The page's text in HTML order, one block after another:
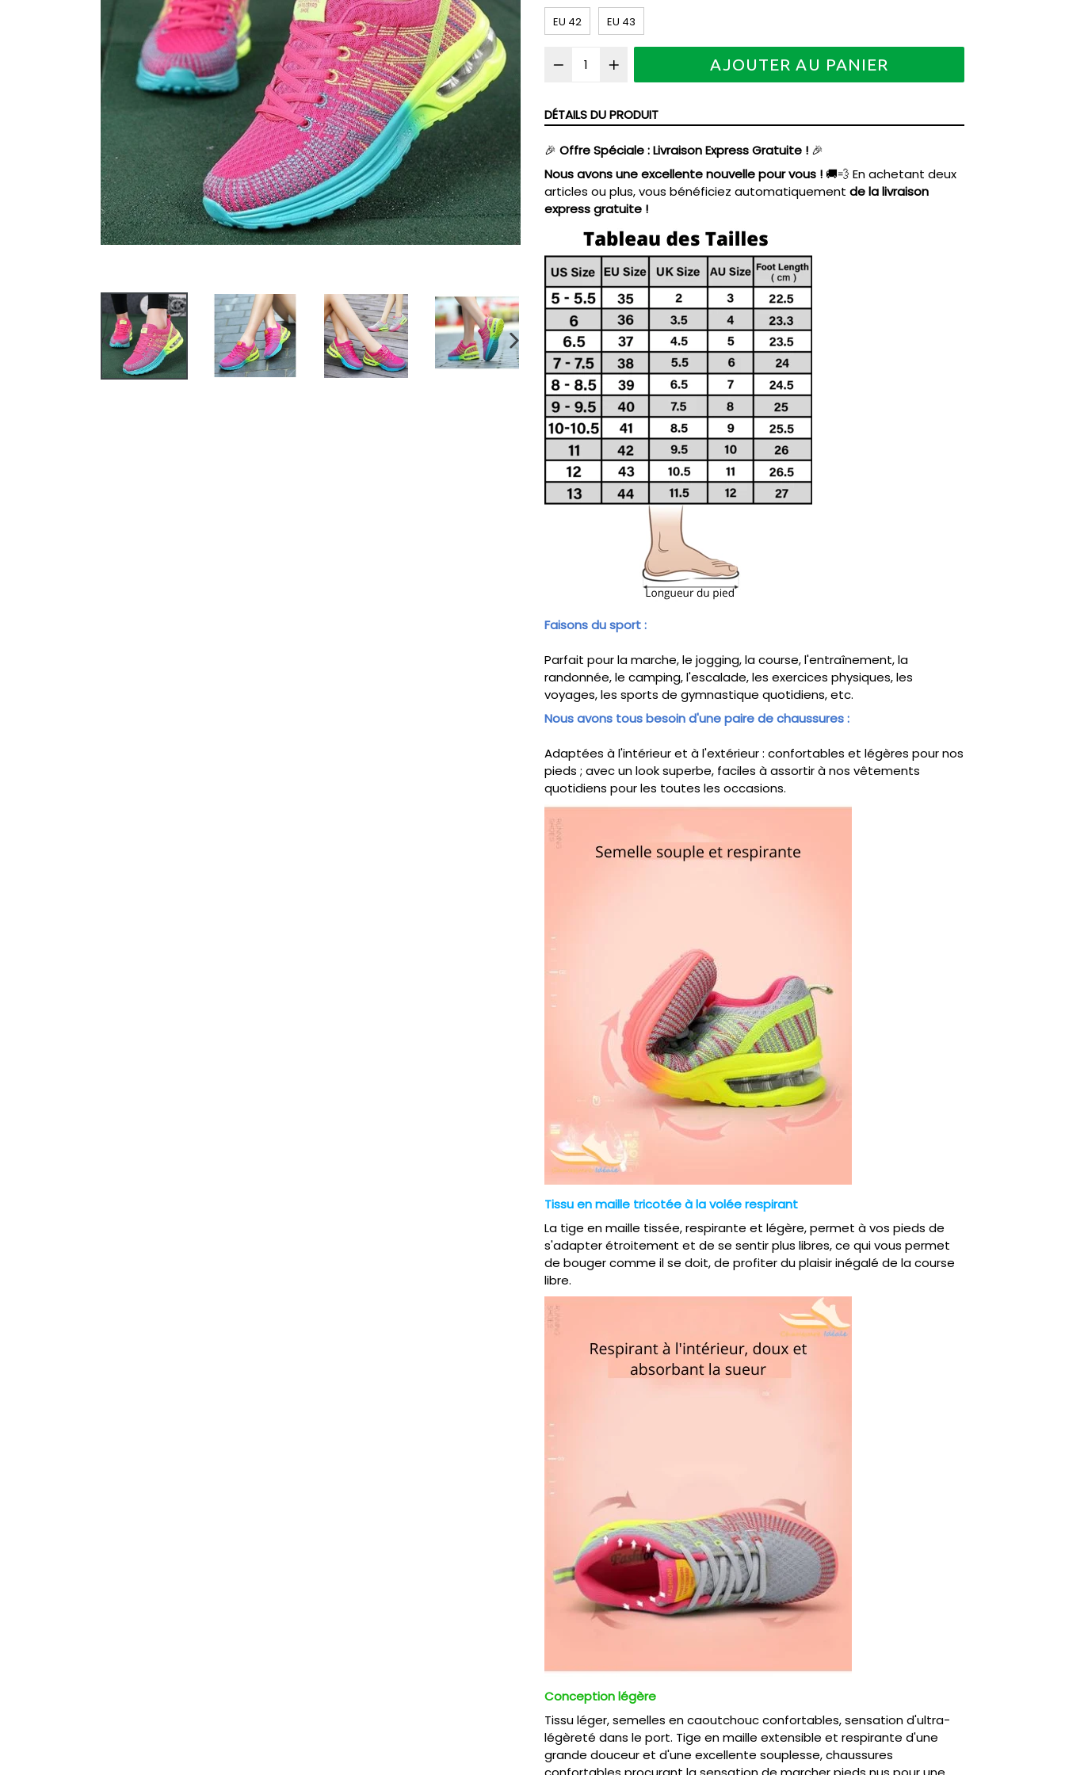
DIAPOSITIVE
PRÉCÉDENTE
DIAPOSITIVE
SUIVANTE
EU 42 EU 43
AJOUTER AU PANIER
DÉTAILS DU PRODUIT
🎉 Offre Spéciale : Livraison Express Gratuite ! 🎉
Nous avons une excellente nouvelle pour vous ! 🚚💨 En achetant deux
articles ou plus, vous bénéficiez automatiquement de la livraison
express gratuite !
Faisons du sport :
Parfait pour la marche, le jogging, la course, l'entraînement, la
randonnée, le camping, l'escalade, les exercices physiques, les
voyages, les sports de gymnastique quotidiens, etc.
Nous avons tous besoin d'une paire de chaussures :
Adaptées à l'intérieur et à l'extérieur : confortables et légères pour nos
pieds ; avec un look superbe, faciles à assortir à nos vêtements
quotidiens pour les toutes les occasions.
Tissu en maille tricotée à la volée respirant
La tige en maille tissée, respirante et légère, permet à vos pieds de
s'adapter étroitement et de se sentir plus libres, ce qui vous permet
de bouger comme il se doit, de profiter du plaisir inégalé de la course
libre.
Conception légère
Tissu léger, semelles en caoutchouc confortables, sensation d'ultra-
légèreté dans le port. Tige en maille extensible et respirante d'une
grande douceur et d'une excellente souplesse, chaussures